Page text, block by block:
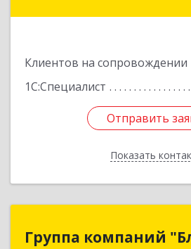
Клиентов на сопровождении
1С:Специалист
Отправить
Показать
Отправить
Назад
Группа компаний
Группа